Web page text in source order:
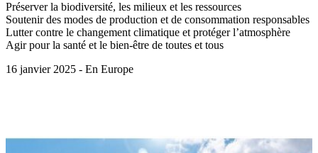
Préserver la biodiversité, les milieux et les ressources
Soutenir des modes de production et de consommation responsables
Lutter contre le changement climatique et protéger l’atmosphère
Agir pour la santé et le bien-être de toutes et tous
16 janvier 2025 - En Europe